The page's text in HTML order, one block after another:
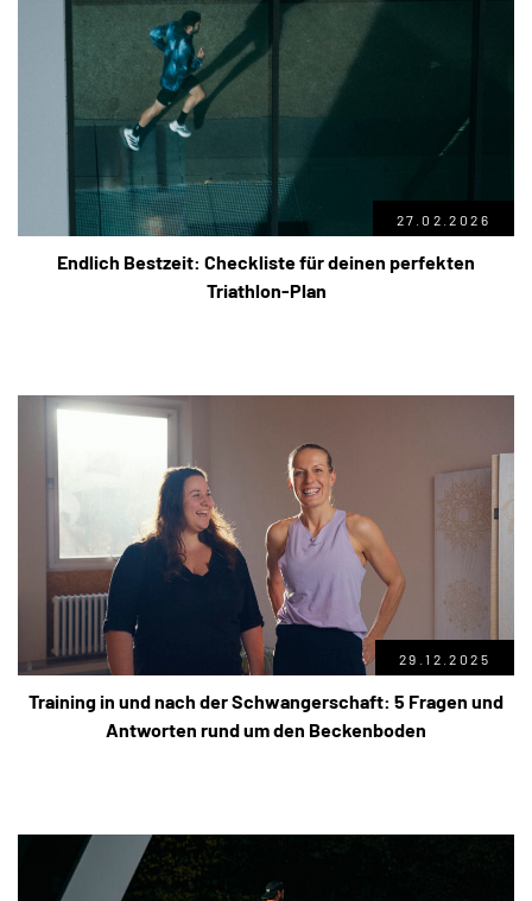
27.02.2026
Endlich Bestzeit: Checkliste für deinen perfekten
Triathlon-Plan
29.12.2025
Training in und nach der Schwangerschaft: 5 Fragen und
Antworten rund um den Beckenboden